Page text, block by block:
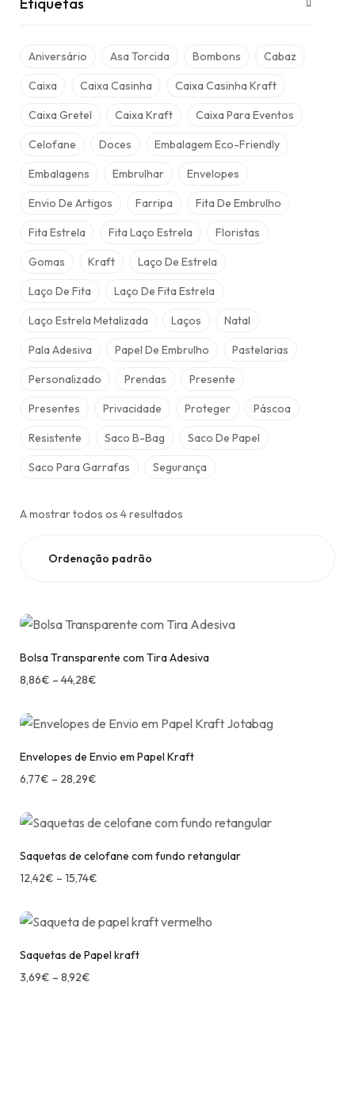
Etiquetas
Aniversário Asa Torcida Bombons Cabaz
Caixa Caixa Casinha Caixa Casinha Kraft
Caixa Gretel Caixa Kraft Caixa Para Eventos
Celofane Doces Embalagem Eco-Friendly
Embalagens Embrulhar Envelopes
Envio De Artigos Farripa Fita De Embrulho
Fita Estrela Fita Laço Estrela Floristas
Gomas Kraft Laço De Estrela
Laço De Fita Laço De Fita Estrela
Laço Estrela Metalizada Laços Natal
Pala Adesiva Papel De Embrulho Pastelarias
Personalizado Prendas Presente
Presentes Privacidade Proteger Páscoa
Resistente Saco B-Bag Saco De Papel
Saco Para Garrafas Segurança
A mostrar todos os 4 resultados
Bolsa Transparente com Tira Adesiva
8,86€ – 44,28€
Envelopes de Envio em Papel Kraft
6,77€ – 28,29€
Saquetas de celofane com fundo retangular
12,42€ – 15,74€
Saquetas de Papel kraft
3,69€ – 8,92€